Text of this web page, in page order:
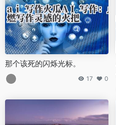
那个该死的闪烁光标。
17 0